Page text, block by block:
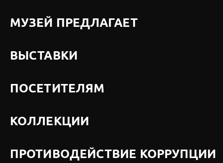
МУЗЕЙ ПРЕДЛАГАЕТ
ВЫСТАВКИ
ПОСЕТИТЕЛЯМ
КОЛЛЕКЦИИ
ПРОТИВОДЕЙСТВИЕ КОРРУПЦИИ